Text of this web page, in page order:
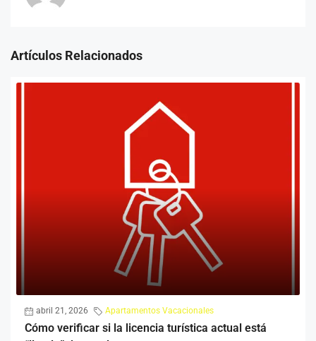
Artículos Relacionados
abril 21, 2026 Apartamentos Vacacionales
Cómo verificar si la licencia turística actual está